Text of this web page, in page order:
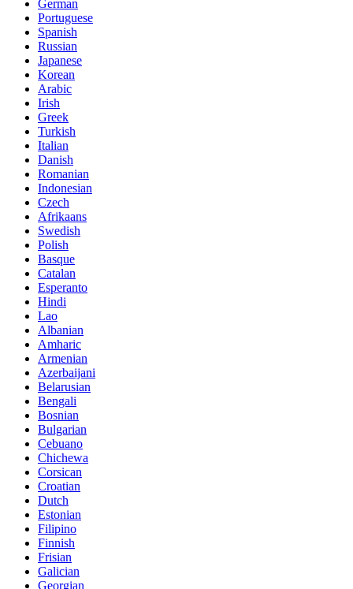
German
Portuguese
Spanish
Russian
Japanese
Korean
Arabic
Irish
Greek
Turkish
Italian
Danish
Romanian
Indonesian
Czech
Afrikaans
Swedish
Polish
Basque
Catalan
Esperanto
Hindi
Lao
Albanian
Amharic
Armenian
Azerbaijani
Belarusian
Bengali
Bosnian
Bulgarian
Cebuano
Chichewa
Corsican
Croatian
Dutch
Estonian
Filipino
Finnish
Frisian
Galician
Georgian